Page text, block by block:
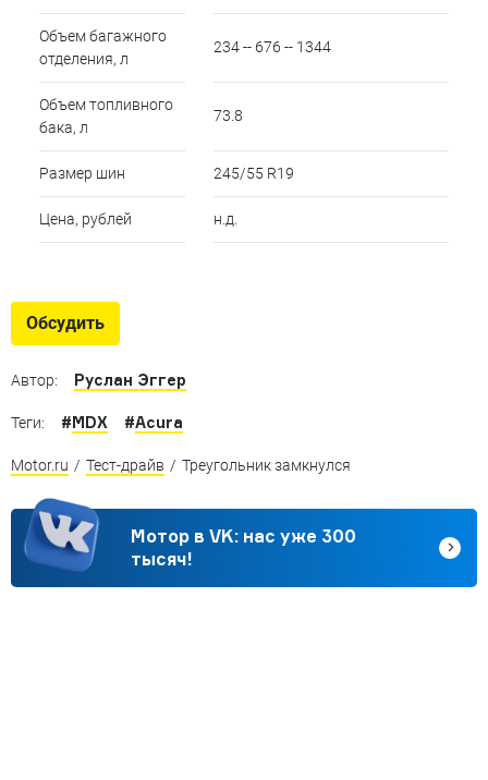
Объем багажного
отделения, л
234 -- 676 -- 1344
Объем топливного
бака, л
73.8
Размер шин 245/55 R19
Цена, рублей н.д.
Обсудить
Автор: Руслан Эггер
Теги: #MDX #Acura
Motor.ru / Тест-драйв / Треугольник замкнулся
Мотор в VK: нас уже 300
тысяч!